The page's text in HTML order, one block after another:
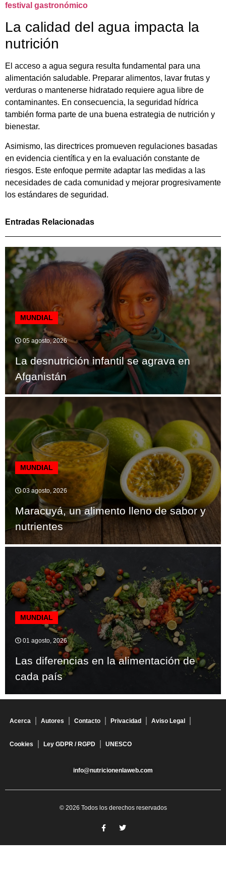
festival gastronómico
La calidad del agua impacta la
nutrición
El acceso a agua segura resulta fundamental para una
alimentación saludable. Preparar alimentos, lavar frutas y
verduras o mantenerse hidratado requiere agua libre de
contaminantes. En consecuencia, la seguridad hídrica
también forma parte de una buena estrategia de nutrición y
bienestar.
Asimismo, las directrices promueven regulaciones basadas
en evidencia científica y en la evaluación constante de
riesgos. Este enfoque permite adaptar las medidas a las
necesidades de cada comunidad y mejorar progresivamente
los estándares de seguridad.
Entradas Relacionadas
MUNDIAL
05 agosto, 2026
La desnutrición infantil se agrava en
Afganistán
MUNDIAL
03 agosto, 2026
Maracuyá, un alimento lleno de sabor y
nutrientes
MUNDIAL
01 agosto, 2026
Las diferencias en la alimentación de
cada país
Acerca Autores Contacto Privacidad Aviso Legal
Cookies Ley GDPR / RGPD UNESCO
info@nutricionenlaweb.com
© 2026 Todos los derechos reservados